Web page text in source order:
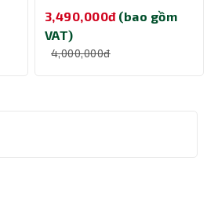
3,490,000đ (bao gồm
VAT)
4,000,000đ